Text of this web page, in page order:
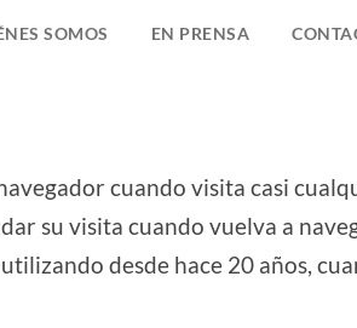
SOMOS EN PRENSA
cuando visita casi
su visita cuando vuelva a
desde hace 20 años,